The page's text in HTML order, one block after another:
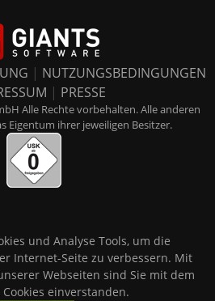
| NUTZUNGSBEDINGUNGEN
| PRESSE
Alle Rechte vorbehalten. Alle anderen
Eigentum ihrer jeweiligen Besitzer.
und Analyse Tools, um die
Internet-Seite zu verbessern. Mit
Webseiten sind Sie mit dem
einverstanden.